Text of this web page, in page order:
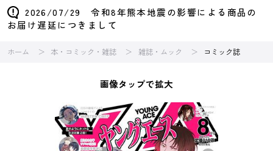
2026/07/29 令和8年熊本地震の影響による商品の
お届け遅延につきまして
ホーム 本・コミック・雑誌 雑誌・ムック コミック誌
画像タップで拡大